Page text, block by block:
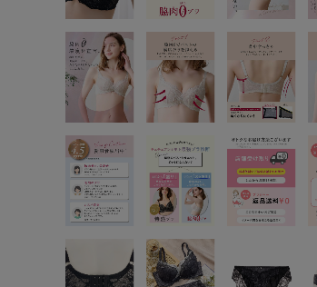
H70 H75
SS S
L LL
S-AB S-CD S-EF
M-AB M-CD M-EF
LL-EF